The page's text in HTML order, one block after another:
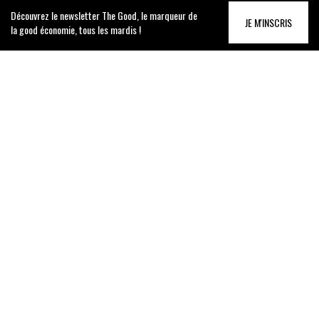
Découvrez le newsletter The Good, le marqueur de
la good économie, tous les mardis !
JE M'INSCRIS